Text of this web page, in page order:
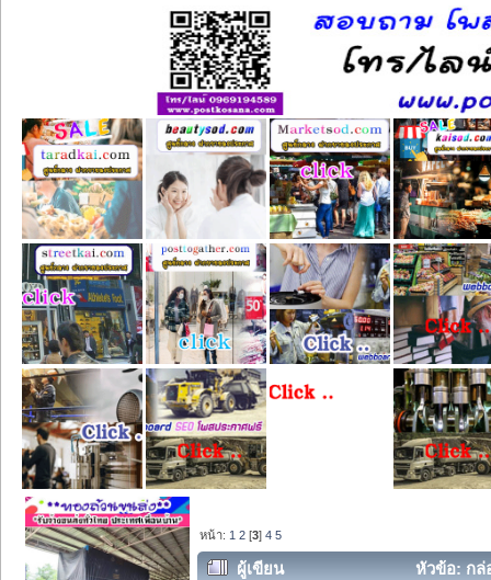
หน้า: 1 2 [3]4 5
ผู้เขียน
หัวข้อ: กล่